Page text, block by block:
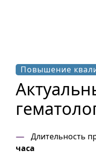
Повышение
Длительность
часа